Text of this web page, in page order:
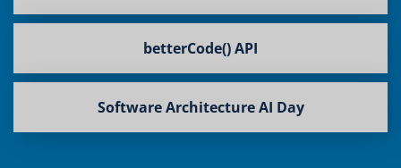
betterCode() API
Software Architecture AI Day